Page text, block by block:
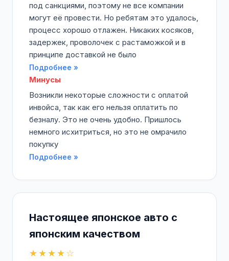
под санкциями, поэтому не все компании
могут её провести. Но ребятам это удалось,
процесс хорошо отлажен. Никаких косяков,
задержек, проволочек с растаможкой и в
принципе доставкой не было
Подробнее »
Минусы
Возникли некоторые сложности с оплатой
инвойса, так как его нельзя оплатить по
безналу. Это не очень удобно. Пришлось
немного исхитриться, но это не омрачило
покупку
Подробнее »
Настоящее японское авто с
японским качеством
★★★★☆